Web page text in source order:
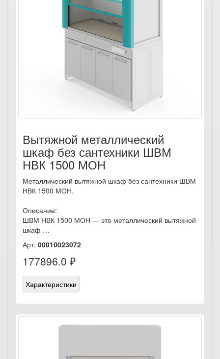
Вытяжной металлический
шкаф без сантехники ШВМ
НВК 1500 МОН
Металлический вытяжной шкаф без сантехники ШВМ
НВК 1500 МОН.
Описание:
ШВМ НВК 1500 МОН — это металлический вытяжной
шкаф …
Арт. 00010023072
177896.0 ₽
Характеристики